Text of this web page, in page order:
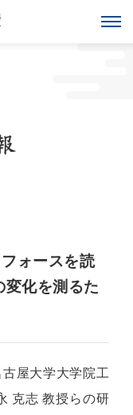
ォースを読
変化を測るた
屋大学大学院工
克志 教授らの研